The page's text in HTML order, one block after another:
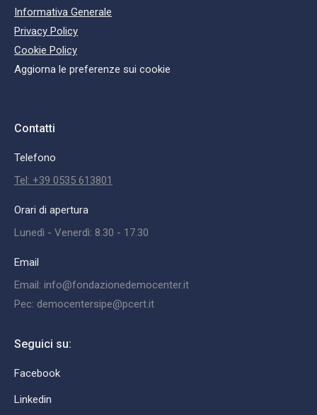
Informativa Generale
Privacy Policy
Cookie Policy
Aggiorna le preferenze sui cookie
Contatti
Telefono
Tel: +39 0535 613801
Orari di apertura
Lunedì - Venerdì: 8.30 - 17.30
Email
Email: info@fondazionedemocenter.it
Pec: democentersipe@pcert.it
Seguici su:
Facebook
Linkedin